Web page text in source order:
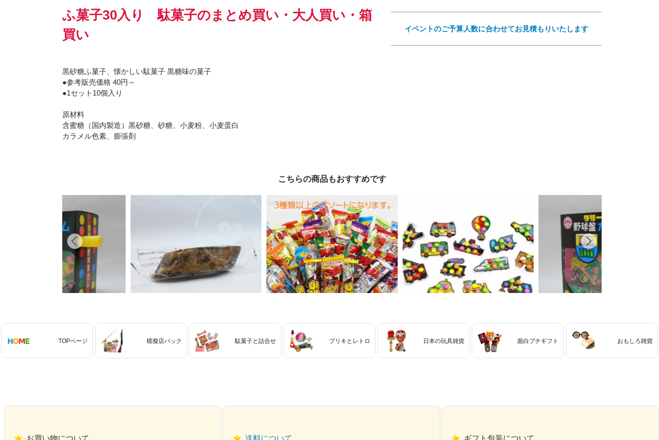
ふ菓子30入り 駄菓子のまとめ買い・大人買い・箱
買い
黒砂糖ふ菓子、懐かしい駄菓子 黒糖味の菓子
●参考販売価格 40円～
●1セット10個入り
原材料
含蜜糖（国内製造）黒砂糖、砂糖、小麦粉、小麦蛋白
カラメル色素、膨張剤
イベントのご予算人数に合わせてお見積もりいたします
こちらの商品もおすすめです
TOPページ 模擬店パック 駄菓子と詰合せ ブリキとレトロ 日本の玩具雑貨 面白プチギフト おもしろ雑貨
お買い物について 送料について ギフト包装について